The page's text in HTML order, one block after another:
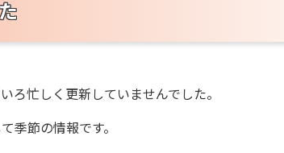
ろ忙しく更新していませんでした。
季節の情報です。